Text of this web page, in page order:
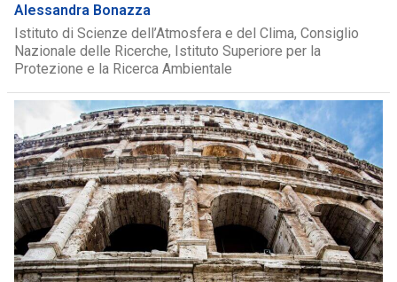
Alessandra Bonazza
Istituto di Scienze dell’Atmosfera e del Clima, Consiglio
Nazionale delle Ricerche, Istituto Superiore per la
Protezione e la Ricerca Ambientale